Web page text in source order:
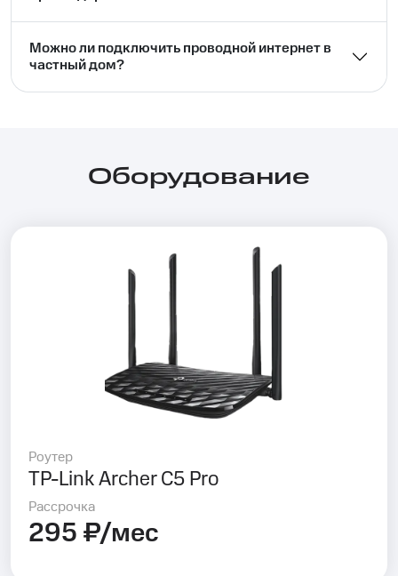
Можно ли подключить проводной интернет в
частный дом?⁣⁣
Оборудование
Роутер
TP-Link Archer C5 Pro
Рассрочка
295 ₽/мес